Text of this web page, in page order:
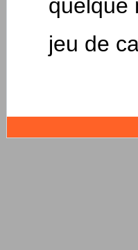
quelque
jeu de